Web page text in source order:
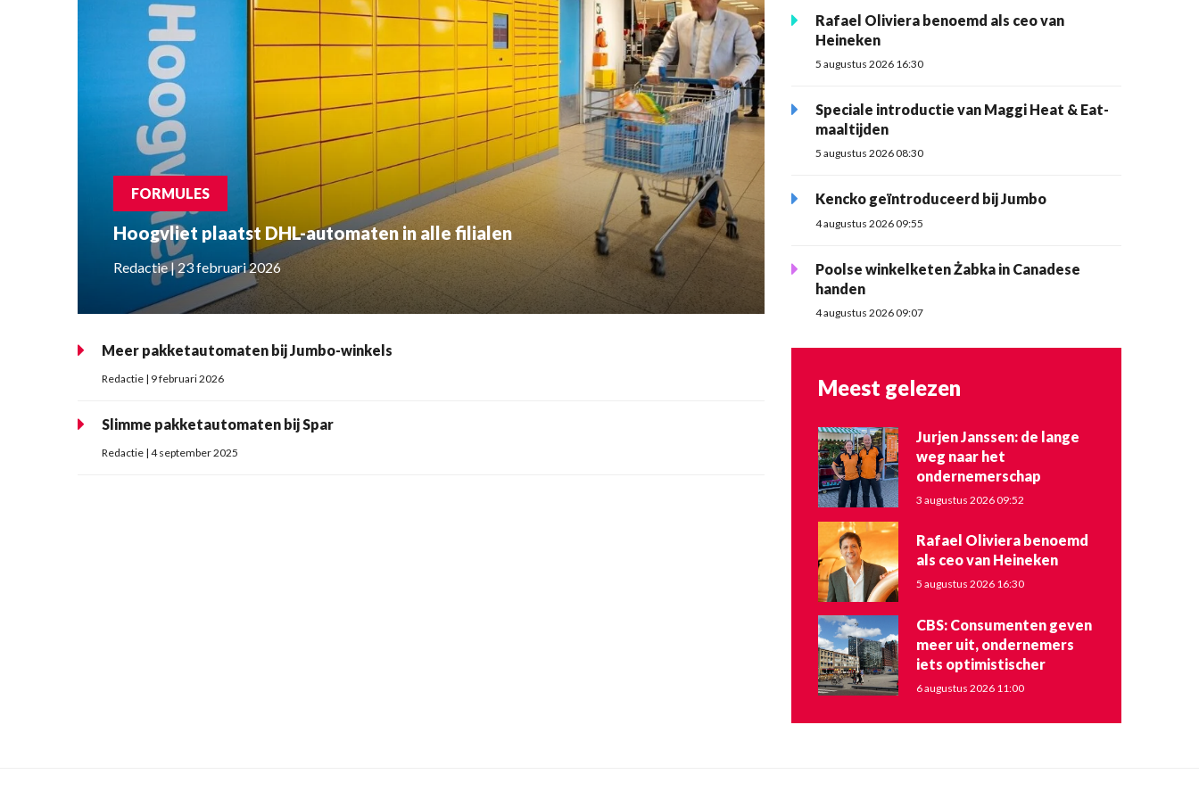
FORMULES
Hoogvliet plaatst DHL-automaten in alle filialen
Redactie | 23 februari 2026
Meer pakketautomaten bij Jumbo-winkels
Redactie | 9 februari 2026
Slimme pakketautomaten bij Spar
Redactie | 4 september 2025
Rafael Oliviera benoemd als ceo van
Heineken
5 augustus 2026 16:30
Speciale introductie van Maggi Heat & Eat-
maaltijden
5 augustus 2026 08:30
Kencko geïntroduceerd bij Jumbo
4 augustus 2026 09:55
Poolse winkelketen Żabka in Canadese
handen
4 augustus 2026 09:07
Meest gelezen
Jurjen Janssen: de lange
weg naar het
ondernemerschap
3 augustus 2026 09:52
Rafael Oliviera benoemd
als ceo van Heineken
5 augustus 2026 16:30
CBS: Consumenten geven
meer uit, ondernemers
iets optimistischer
6 augustus 2026 11:00